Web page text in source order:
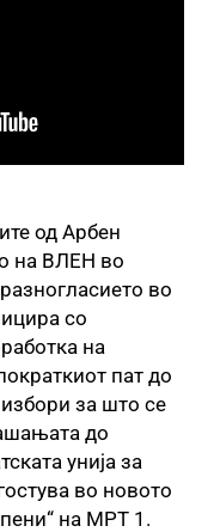
од Арбен
на ВЛЕН во
во
со
на
пат до
за што се
до
унија за
во новото
на МРТ 1.